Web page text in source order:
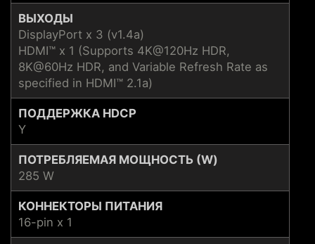
ВЫХОДЫ
DisplayPort x 3 (v1.4a)
HDMI™ x 1 (Supports 4K@120Hz HDR,
8K@60Hz HDR, and Variable Refresh Rate as
specified in HDMI™ 2.1a)
ПОДДЕРЖКА HDCP
Y
ПОТРЕБЛЯЕМАЯ МОЩНОСТЬ (W)
285 W
КОННЕКТОРЫ ПИТАНИЯ
16-pin x 1